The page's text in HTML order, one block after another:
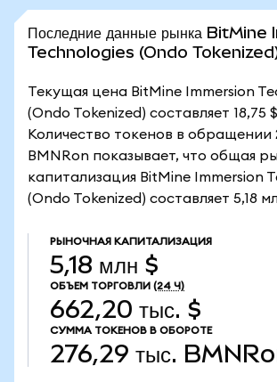
Последние данные рынка
Technologies (Ondo
Текущая цена BitMine Immersion
(Ondo Tokenized) составляет 18,75
Количество токенов в обращении
BMNRon показывает, что общая
капитализация BitMine Immersion
(Ondo Tokenized) составляет 5,18
РЫНОЧНАЯ КАПИТАЛИЗАЦИЯ
5,18 млн $
ОБЪЕМ ТОРГОВЛИ (24 Ч)
662,20 тыс. $
СУММА ТОКЕНОВ В ОБОРОТЕ
276,29 тыс.